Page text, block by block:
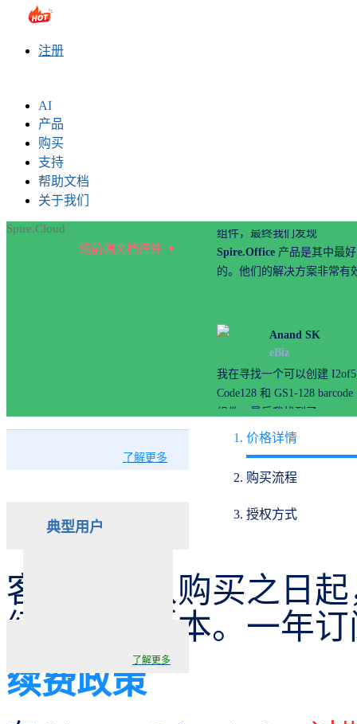
sales@e-iceblue.com
注册
AI
产品
购买
支持
帮助文档
关于我们
Spire.Cloud
纯前端文档控件
Anand SK
eBiz
组件，最后我找到了
Spire.Barcode，一个很...
Matt Warkentin
Sashco
了解更多
典型用户
了解更多
价格详情
购买流程
授权方式
客户享有从购买之日
级与维护版本。一年
续费政策